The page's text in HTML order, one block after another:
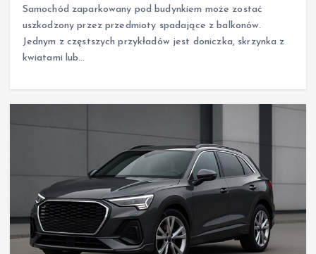
Samochód zaparkowany pod budynkiem może zostać
uszkodzony przez przedmioty spadające z balkonów.
Jednym z częstszych przykładów jest doniczka, skrzynka z
kwiatami lub…